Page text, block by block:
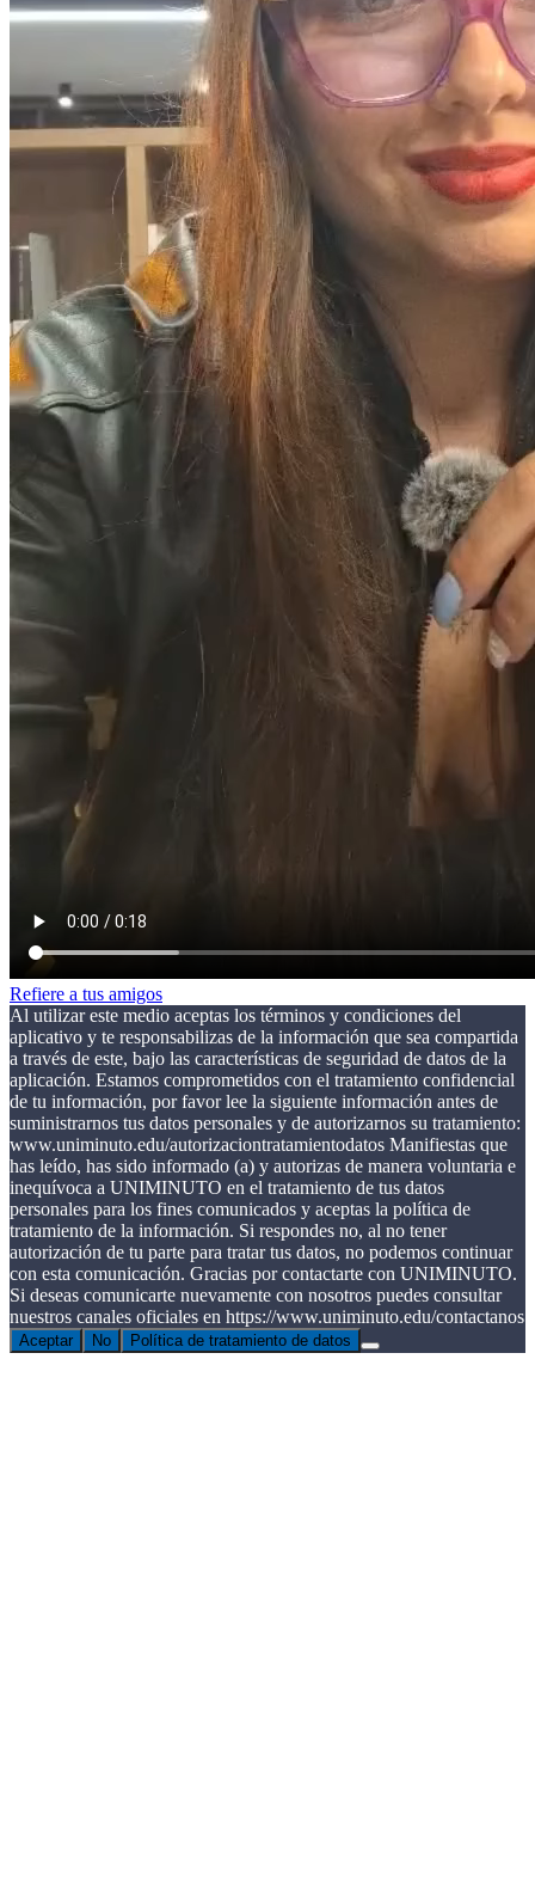
Refiere a tus amigos
Al utilizar este medio aceptas los términos y condiciones del
aplicativo y te responsabilizas de la información que sea compartida
a través de este, bajo las características de seguridad de datos de la
aplicación. Estamos comprometidos con el tratamiento confidencial
de tu información, por favor lee la siguiente información antes de
suministrarnos tus datos personales y de autorizarnos su tratamiento:
www.uniminuto.edu/autorizaciontratamientodatos Manifiestas que
has leído, has sido informado (a) y autorizas de manera voluntaria e
inequívoca a UNIMINUTO en el tratamiento de tus datos
personales para los fines comunicados y aceptas la política de
tratamiento de la información. Si respondes no, al no tener
autorización de tu parte para tratar tus datos, no podemos continuar
con esta comunicación. Gracias por contactarte con UNIMINUTO.
Si deseas comunicarte nuevamente con nosotros puedes consultar
nuestros canales oficiales en https://www.uniminuto.edu/contactanos
Aceptar No Política de tratamiento de datos